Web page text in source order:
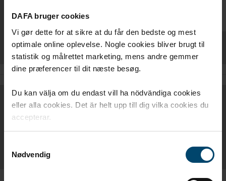
DAFA bruger cookies
Vi gør dette for at sikre at du får den bedste og mest
optimale online oplevelse. Nogle cookies bliver brugt til
statistik og målrettet marketing, mens andre gemmer
dine præferencer til dit næste besøg.
Du kan välja om du endast vill ha nödvändiga cookies
eller alla cookies. Det är helt upp till dig vilka cookies du
accepterar.
Nødvendig
EPD